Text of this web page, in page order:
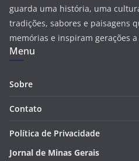
guarda uma história, uma
tradições, sabores e paisagens
memórias e inspiram gerações
Menu
Sobre
Contato
Política de Privacidade
Jornal de Minas Gerais